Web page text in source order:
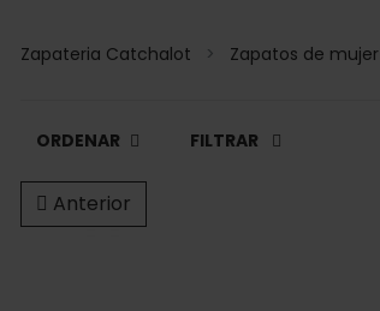
Zapateria Catchalot Zapatos de mujer
ORDENAR FILTRAR
Anterior